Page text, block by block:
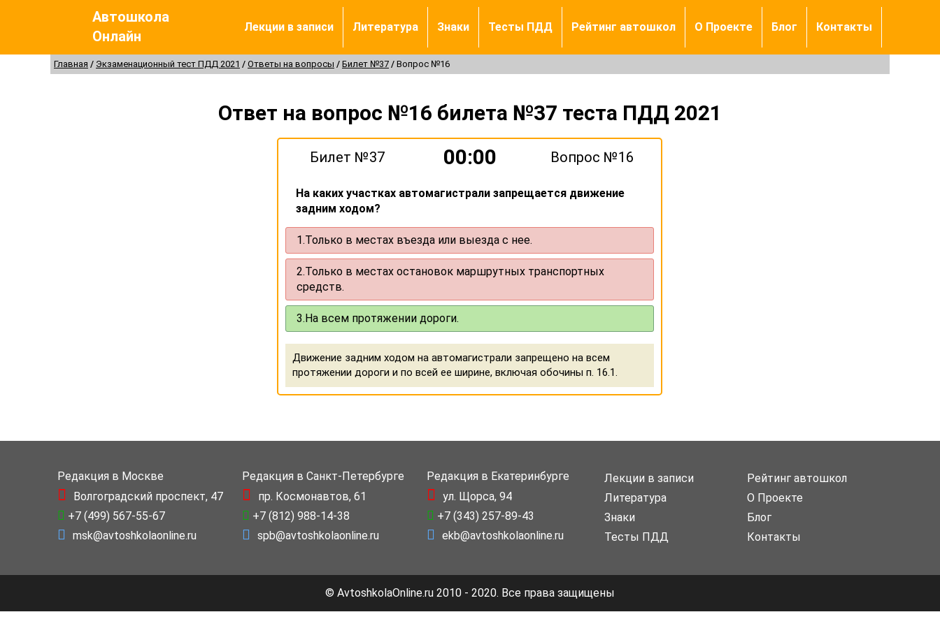
Автошкола
Онлайн
Лекции в записи Литература Знаки Тесты ПДД Рейтинг автошкол О Проекте Блог Контакты
Главная Экзаменационный тест ПДД 2021 Ответы на вопросы Билет №37 Вопрос №16
Ответ на вопрос №16 билета №37 теста ПДД 2021
Билет №37 00:00 Вопрос №16
На каких участках автомагистрали запрещается движение
задним ходом?
1.Только в местах въезда или выезда с нее.
2.Только в местах остановок маршрутных транспортных
средств.
3. На всем протяжении дороги.
Движение задним ходом на автомагистрали запрещено на всем
протяжении дороги и по всей ее ширине, включая обочины п. 16.1.
Редакция в Москве
Волгоградский проспект, 47
+7 (499) 567-55-67
msk@avtoshkolaonline.ru
Редакция в Санкт-Петербурге
пр. Космонавтов, 61
+7 (812) 988-14-38
spb@avtoshkolaonline.ru
Редакция в Екатеринбурге
ул. Щорса, 94
+7 (343) 257-89-43
ekb@avtoshkolaonline.ru
Лекции в записи
Литература
Знаки
Тесты ПДД
Рейтинг автошкол
О Проекте
Блог
Контакты
© AvtoshkolaOnline.ru 2010 - 2020. Все права защищены